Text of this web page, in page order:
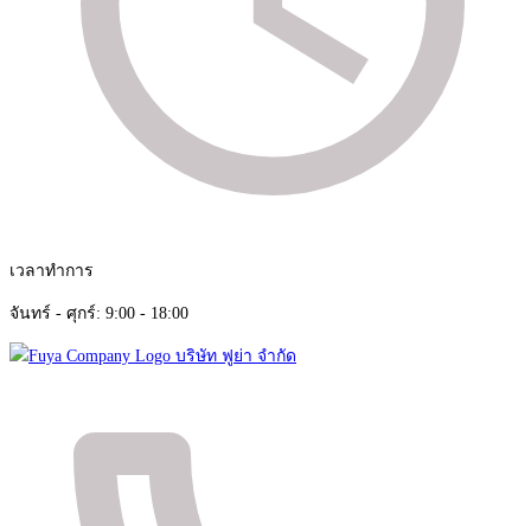
เวลาทำการ
จันทร์ - ศุกร์: 9:00 - 18:00
สไตล์ของคุณ